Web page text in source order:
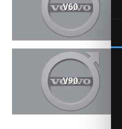
V60
V90